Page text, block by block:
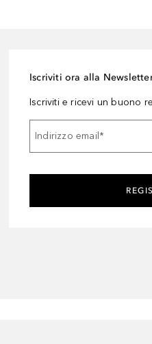
Iscriviti ora alla
Iscriviti e ricevi un buono
Indirizzo email*